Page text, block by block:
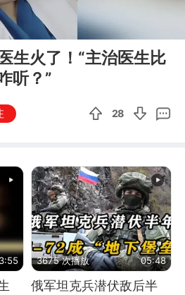
00:34
生火了！“主治医生比
听？”
28
3675 次播放 05:48
俄军坦克兵潜伏敌后半